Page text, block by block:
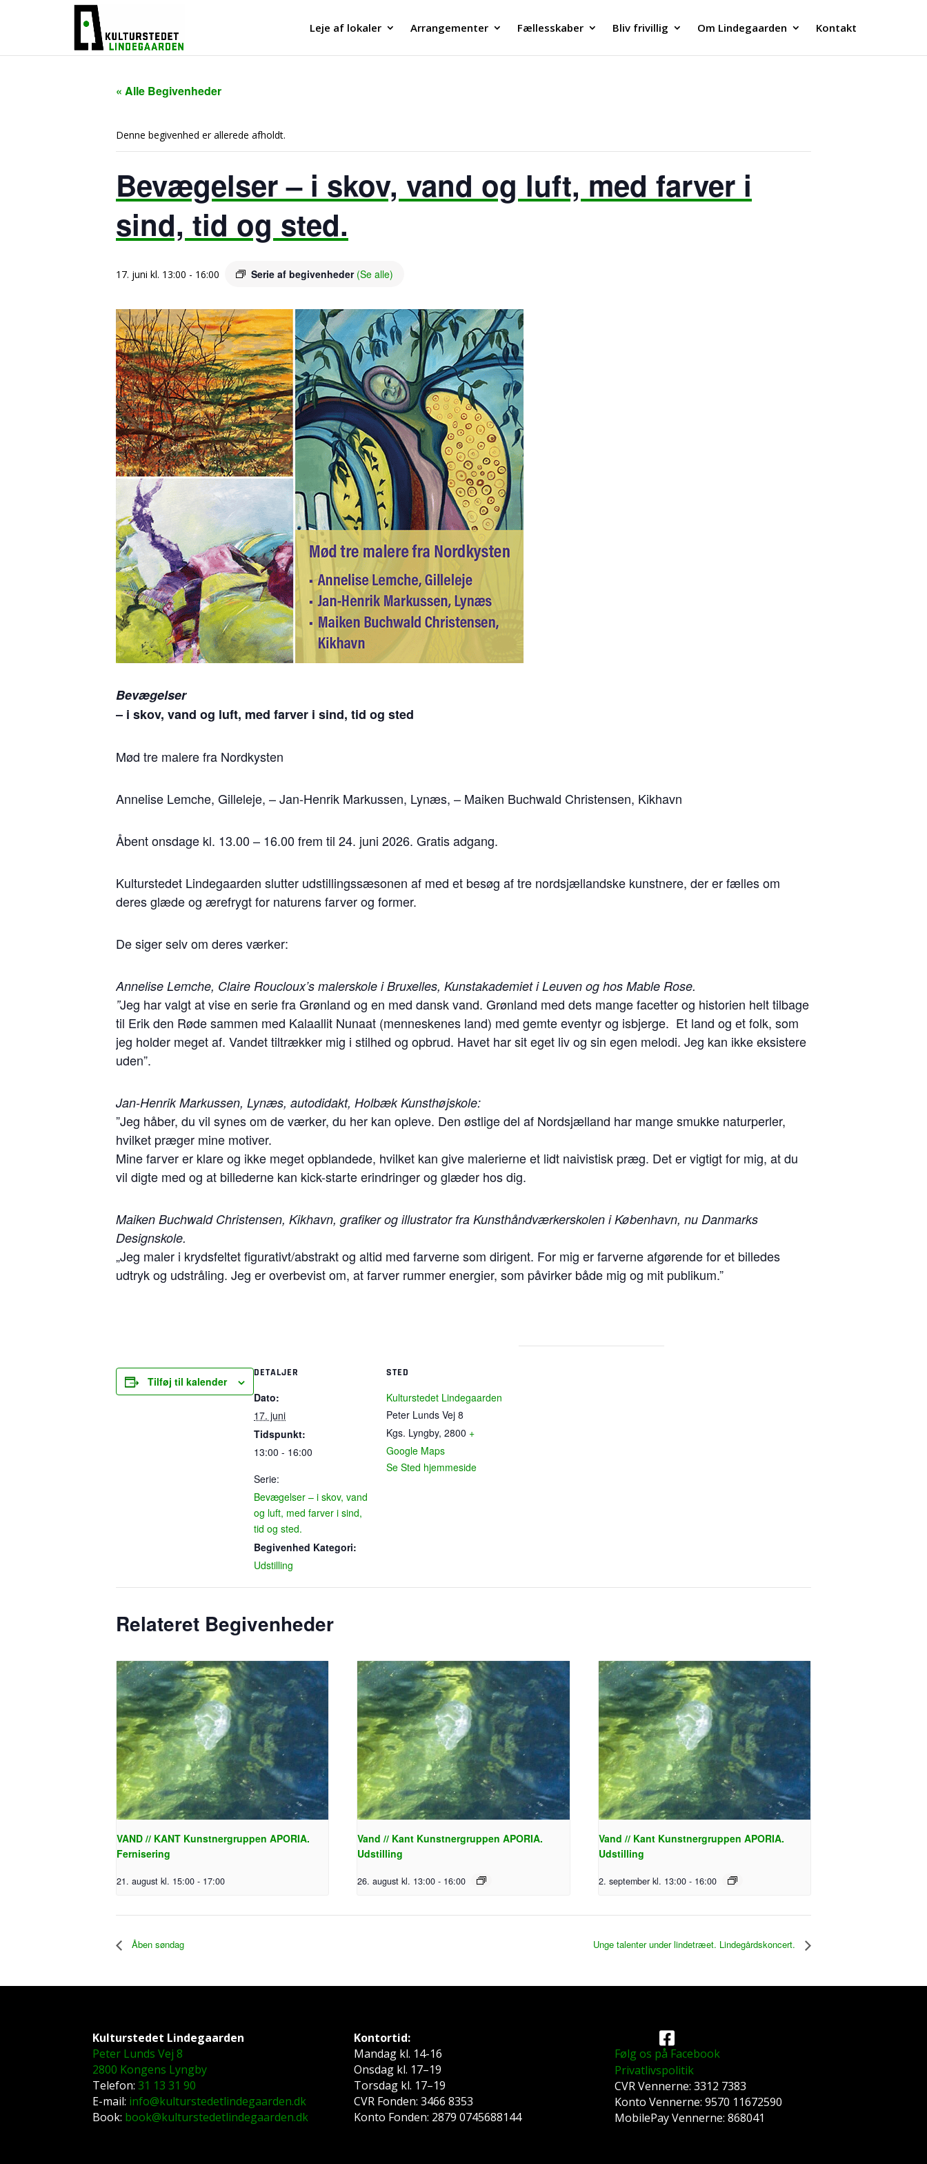
Leje af lokaler Arrangementer Fællesskaber Bliv frivillig Om Lindegaarden Kontakt
« Alle Begivenheder
Denne begivenhed er allerede afholdt.
Bevægelser – i skov, vand og luft, med farver i
sind, tid og sted.
17. juni kl. 13:00 - 16:00 Serie af begivenheder (Se alle)
Bevægelser
– i skov, vand og luft, med farver i sind, tid og sted
Mød tre malere fra Nordkysten
Annelise Lemche, Gilleleje, – Jan-Henrik Markussen, Lynæs, – Maiken Buchwald Christensen, Kikhavn
Åbent onsdage kl. 13.00 – 16.00 frem til 24. juni 2026. Gratis adgang.
Kulturstedet Lindegaarden slutter udstillingssæsonen af med et besøg af tre nordsjællandske kunstnere, der er fælles om
deres glæde og ærefrygt for naturens farver og former.
De siger selv om deres værker:
Annelise Lemche, Claire Roucloux’s malerskole i Bruxelles, Kunstakademiet i Leuven og hos Mable Rose.
”Jeg har valgt at vise en serie fra Grønland og en med dansk vand. Grønland med dets mange facetter og historien helt tilbage
til Erik den Røde sammen med Kalaallit Nunaat (menneskenes land) med gemte eventyr og isbjerge. Et land og et folk, som
jeg holder meget af. Vandet tiltrækker mig i stilhed og opbrud. Havet har sit eget liv og sin egen melodi. Jeg kan ikke eksistere
uden”.
Jan-Henrik Markussen, Lynæs, autodidakt, Holbæk Kunsthøjskole:
”Jeg håber, du vil synes om de værker, du her kan opleve. Den østlige del af Nordsjælland har mange smukke naturperler,
hvilket præger mine motiver.
Mine farver er klare og ikke meget opblandede, hvilket kan give malerierne et lidt naivistisk præg. Det er vigtigt for mig, at du
vil digte med og at billederne kan kick-starte erindringer og glæder hos dig.
Maiken Buchwald Christensen, Kikhavn, grafiker og illustrator fra Kunsthåndværkerskolen i København, nu Danmarks
Designskole.
„Jeg maler i krydsfeltet figurativt/abstrakt og altid med farverne som dirigent. For mig er farverne afgørende for et billedes
udtryk og udstråling. Jeg er overbevist om, at farver rummer energier, som påvirker både mig og mit publikum.”
Tilføj til kalender
DETALJER
Dato:
17. juni
Tidspunkt:
13:00 - 16:00
Serie:
Bevægelser – i skov, vand
og luft, med farver i sind,
tid og sted.
Begivenhed Kategori:
Udstilling
STED
Kulturstedet Lindegaarden
Peter Lunds Vej 8
Kgs. Lyngby, 2800 +
Google Maps
Se Sted hjemmeside
Relateret Begivenheder
VAND // KANT Kunstnergruppen APORIA.
Fernisering
21. august kl. 15:00 - 17:00
Vand // Kant Kunstnergruppen APORIA.
Udstilling
26. august kl. 13:00 - 16:00
Vand // Kant Kunstnergruppen APORIA.
Udstilling
2. september kl. 13:00 - 16:00
Åben søndag Unge talenter under lindetræet. Lindegårdskoncert.
Kulturstedet Lindegaarden
Peter Lunds Vej 8
2800 Kongens Lyngby
Telefon:31 13 31 90
E-mail: info@kulturstedetlindegaarden.dk
Book: book@kulturstedetlindegaarden.dk
Kontortid:
Mandag kl. 14-16
Onsdag kl. 17–19
Torsdag kl. 17–19
CVR Fonden: 3466 8353
Konto Fonden: 2879 0745688144
Følg os på Facebook
Privatlivspolitik
CVR Vennerne: 3312 7383
Konto Vennerne: 9570 11672590
MobilePay Vennerne: 868041